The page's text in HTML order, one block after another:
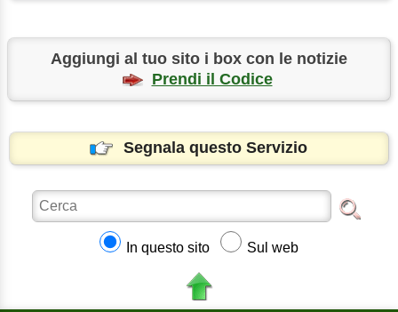
Aggiungi al tuo sito i box con le notizie
Prendi il Codice
Segnala questo Servizio
In questo sito Sul web